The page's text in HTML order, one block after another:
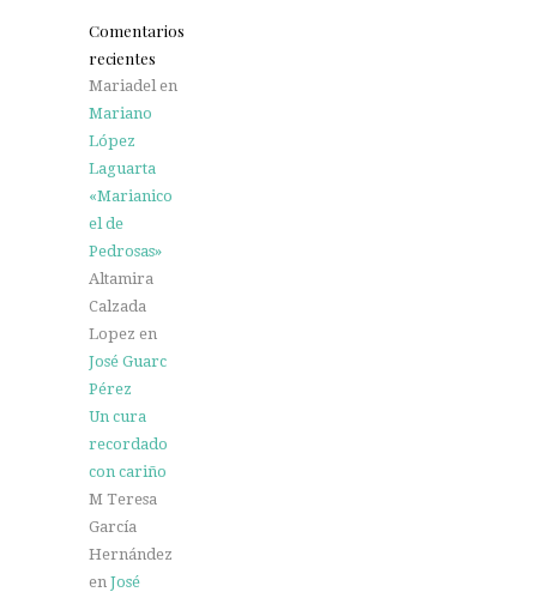
Comentarios
recientes
Mariadel en
Mariano
López
Laguarta
«Marianico
el de
Pedrosas»
Altamira
Calzada
Lopez en
José Guarc
Pérez
Un cura
recordado
con cariño
M Teresa
García
Hernández
en José